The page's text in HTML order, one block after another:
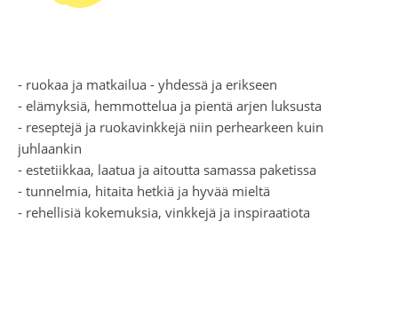
- ruokaa ja matkailua - yhdessä ja erikseen
- elämyksiä, hemmottelua ja pientä arjen luksusta
- reseptejä ja ruokavinkkejä niin perhearkeen kuin
juhlaankin
- estetiikkaa, laatua ja aitoutta samassa paketissa
- tunnelmia, hitaita hetkiä ja hyvää mieltä
- rehellisiä kokemuksia, vinkkejä ja inspiraatiota